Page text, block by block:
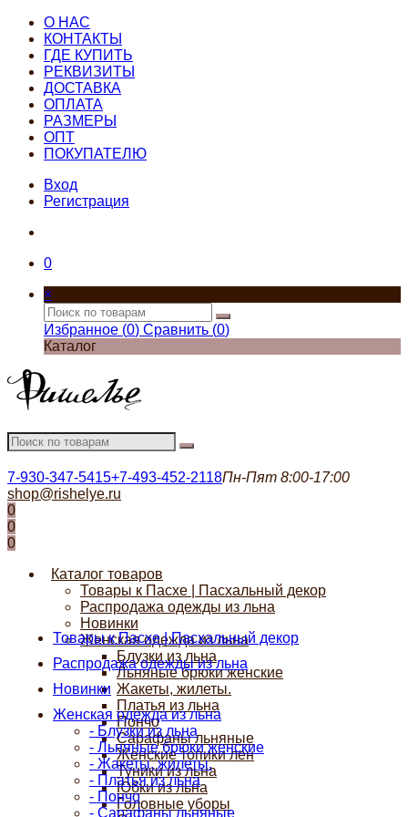
О НАС
КОНТАКТЫ
ГДЕ КУПИТЬ
РЕКВИЗИТЫ
ДОСТАВКА
ОПЛАТА
РАЗМЕРЫ
ОПТ
ПОКУПАТЕЛЮ
Вход
Регистрация
0
×
Избранное (0) Сравнить (0)
Каталог
7-930-347-5415+7-493-452-2118Пн-Пят 8:00-17:00
shop@rishelye.ru
0
0
0
Каталог товаров
Товары к Пасхе | Пасхальный декор
Распродажа одежды из льна
Новинки
Женская одежда из льна
Блузки из льна
Льняные брюки женские
Жакеты, жилеты.
Платья из льна
Пончо
Сарафаны льняные
Женские топики лен
Туники из льна
Юбки из льна
Головные уборы
Товары к Пасхе | Пасхальный декор
Распродажа одежды из льна
Новинки
Женская одежда из льна
- Блузки из льна
- Льняные брюки женские
- Жакеты, жилеты.
- Платья из льна
- Пончо
- Сарафаны льняные